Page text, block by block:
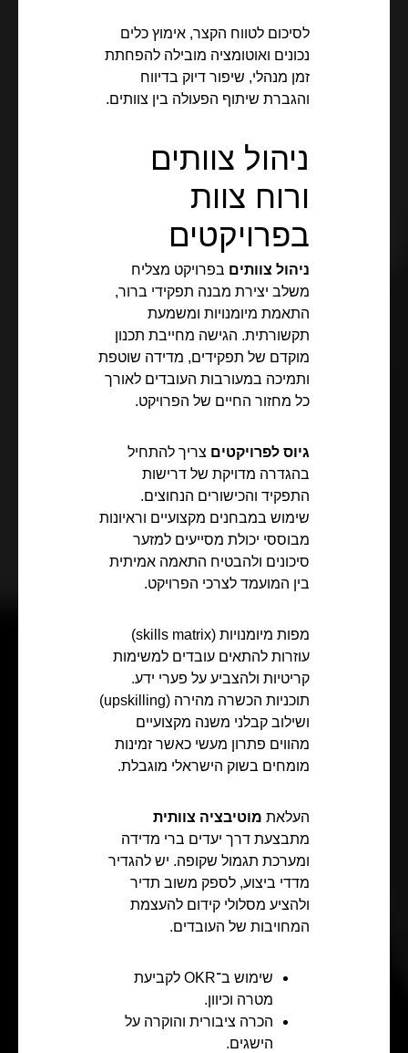
לסיכום לטווח הקצר, אימוץ כלים
נכונים ואוטומציה מובילה להפחתת
זמן מנהלי, שיפור דיוק בדיווח
והגברת שיתוף הפעולה בין צוותים.
ניהול צוותים
ורוח צוות
בפרויקטים
ניהול צוותים בפרויקט מצליח
משלב יצירת מבנה תפקידי ברור,
התאמת מיומנויות ומשמעת
תקשורתית. הגישה מחייבת תכנון
מוקדם של תפקידים, מדידה שוטפת
ותמיכה במעורבות העובדים לאורך
כל מחזור החיים של הפרויקט.
גיוס לפרויקטים צריך להתחיל
בהגדרה מדויקת של דרישות
התפקיד והכישורים הנחוצים.
שימוש במבחנים מקצועיים וראיונות
מבוססי יכולת מסייעים למזער
סיכונים ולהבטיח התאמה אמיתית
בין המועמד לצרכי הפרויקט.
מפות מיומנויות (skills matrix)
עוזרות להתאים עובדים למשימות
קריטיות ולהצביע על פערי ידע.
תוכניות הכשרה מהירה (upskilling)
ושילוב קבלני משנה מקצועיים
מהווים פתרון מעשי כאשר זמינות
מומחים בשוק הישראלי מוגבלת.
העלאת מוטיבציה צוותית
מתבצעת דרך יעדים ברי מדידה
ומערכת תגמול שקופה. יש להגדיר
מדדי ביצוע, לספק משוב תדיר
ולהציע מסלולי קידום להעצמת
המחויבות של העובדים.
שימוש ב־OKR לקביעת
מטרה וכיוון.
הכרה ציבורית והוקרה על
הישגים.